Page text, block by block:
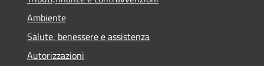
Ambiente
Salute, benessere e assistenza
Autorizzazioni